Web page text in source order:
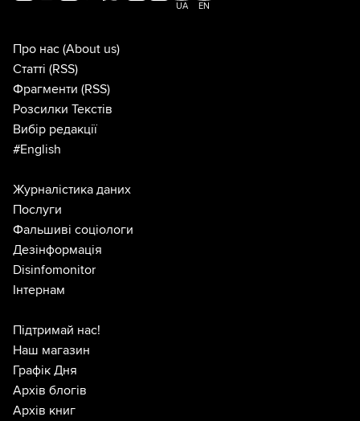
UA EN
Про нас (About us)
Статті (RSS)
Фрагменти (RSS)
Розсилки Текстів
Вибір редакції
#English
Журналістика даних
Послуги
Фальшиві соціологи
Дезінформація
Disinfomonitor
Інтернам
Підтримай нас!
Наш магазин
Графік Дня
Архів блогів
Архів книг